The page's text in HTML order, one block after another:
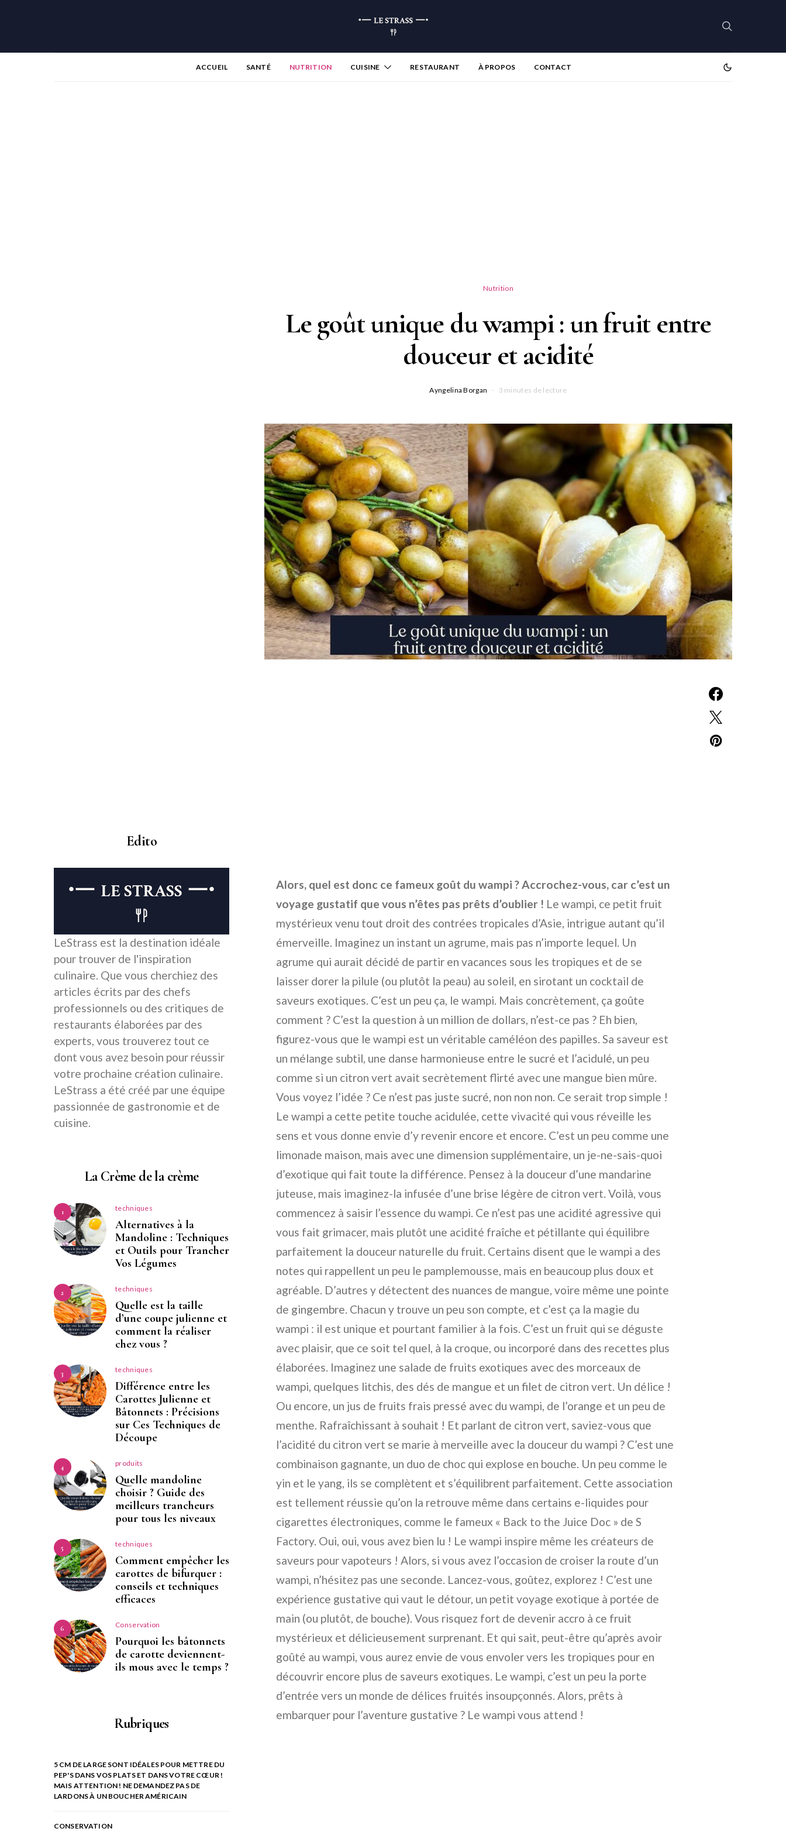
ACCUEIL SANTÉ NUTRITION CUISINE RESTAURANT À PROPOS CONTACT
Nutrition
Le goût unique du wampi : un fruit entre
douceur et acidité
Ayngelina Borgan 3 minutes de lecture
Alors, quel est donc ce fameux goût du wampi ? Accrochez-vous, car c’est un
voyage gustatif que vous n’êtes pas prêts d’oublier ! Le wampi, ce petit fruit
mystérieux venu tout droit des contrées tropicales d’Asie, intrigue autant qu’il
émerveille. Imaginez un instant un agrume, mais pas n’importe lequel. Un
agrume qui aurait décidé de partir en vacances sous les tropiques et de se
laisser dorer la pilule (ou plutôt la peau) au soleil, en sirotant un cocktail de
saveurs exotiques. C’est un peu ça, le wampi. Mais concrètement, ça goûte
comment ? C’est la question à un million de dollars, n’est-ce pas ? Eh bien,
figurez-vous que le wampi est un véritable caméléon des papilles. Sa saveur est
un mélange subtil, une danse harmonieuse entre le sucré et l’acidulé, un peu
comme si un citron vert avait secrètement flirté avec une mangue bien mûre.
Vous voyez l’idée ? Ce n’est pas juste sucré, non non non. Ce serait trop simple !
Le wampi a cette petite touche acidulée, cette vivacité qui vous réveille les
sens et vous donne envie d’y revenir encore et encore. C’est un peu comme une
limonade maison, mais avec une dimension supplémentaire, un je-ne-sais-quoi
d’exotique qui fait toute la différence. Pensez à la douceur d’une mandarine
juteuse, mais imaginez-la infusée d’une brise légère de citron vert. Voilà, vous
commencez à saisir l’essence du wampi. Ce n’est pas une acidité agressive qui
vous fait grimacer, mais plutôt une acidité fraîche et pétillante qui équilibre
parfaitement la douceur naturelle du fruit. Certains disent que le wampi a des
notes qui rappellent un peu le pamplemousse, mais en beaucoup plus doux et
agréable. D’autres y détectent des nuances de mangue, voire même une pointe
de gingembre. Chacun y trouve un peu son compte, et c’est ça la magie du
wampi : il est unique et pourtant familier à la fois. C’est un fruit qui se déguste
avec plaisir, que ce soit tel quel, à la croque, ou incorporé dans des recettes plus
élaborées. Imaginez une salade de fruits exotiques avec des morceaux de
wampi, quelques litchis, des dés de mangue et un filet de citron vert. Un délice !
Ou encore, un jus de fruits frais pressé avec du wampi, de l’orange et un peu de
menthe. Rafraîchissant à souhait ! Et parlant de citron vert, saviez-vous que
l’acidité du citron vert se marie à merveille avec la douceur du wampi ? C’est une
combinaison gagnante, un duo de choc qui explose en bouche. Un peu comme le
yin et le yang, ils se complètent et s’équilibrent parfaitement. Cette association
est tellement réussie qu’on la retrouve même dans certains e-liquides pour
cigarettes électroniques, comme le fameux « Back to the Juice Doc » de S
Factory. Oui, oui, vous avez bien lu ! Le wampi inspire même les créateurs de
saveurs pour vapoteurs ! Alors, si vous avez l’occasion de croiser la route d’un
wampi, n’hésitez pas une seconde. Lancez-vous, goûtez, explorez ! C’est une
expérience gustative qui vaut le détour, un petit voyage exotique à portée de
main (ou plutôt, de bouche). Vous risquez fort de devenir accro à ce fruit
mystérieux et délicieusement surprenant. Et qui sait, peut-être qu’après avoir
goûté au wampi, vous aurez envie de vous envoler vers les tropiques pour en
découvrir encore plus de saveurs exotiques. Le wampi, c’est un peu la porte
d’entrée vers un monde de délices fruités insoupçonnés. Alors, prêts à
embarquer pour l’aventure gustative ? Le wampi vous attend !
Edito
LeStrass est la destination idéale
pour trouver de l'inspiration
culinaire. Que vous cherchiez des
articles écrits par des chefs
professionnels ou des critiques de
restaurants élaborées par des
experts, vous trouverez tout ce
dont vous avez besoin pour réussir
votre prochaine création culinaire.
LeStrass a été créé par une équipe
passionnée de gastronomie et de
cuisine.
La Crème de la crème
1 techniques
Alternatives à la
Mandoline : Techniques
et Outils pour Trancher
Vos Légumes
2 techniques
Quelle est la taille
d’une coupe julienne et
comment la réaliser
chez vous ?
3 techniques
Différence entre les
Carottes Julienne et
Bâtonnets : Précisions
sur Ces Techniques de
Découpe
4 produits
Quelle mandoline
choisir ? Guide des
meilleurs trancheurs
pour tous les niveaux
5 techniques
Comment empêcher les
carottes de bifurquer :
conseils et techniques
efficaces
6 Conservation
Pourquoi les bâtonnets
de carotte deviennent-
ils mous avec le temps ?
Rubriques
5 CM DE LARGE SONT IDÉALES POUR METTRE DU
PEP'S DANS VOS PLATS ET DANS VOTRE CŒUR !
MAIS ATTENTION ! NE DEMANDEZ PAS DE
LARDONS À UN BOUCHER AMÉRICAIN
CONSERVATION